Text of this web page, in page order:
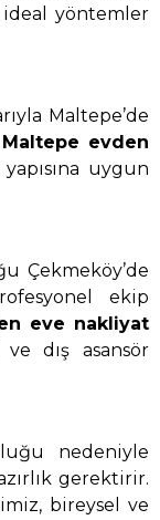
yöntemler
Maltepe’de
Maltepe evden
uygun
Çekmeköy’de
ekip
eve nakliyat
dış asansör
nedeniyle
gerektirir.
bireysel ve